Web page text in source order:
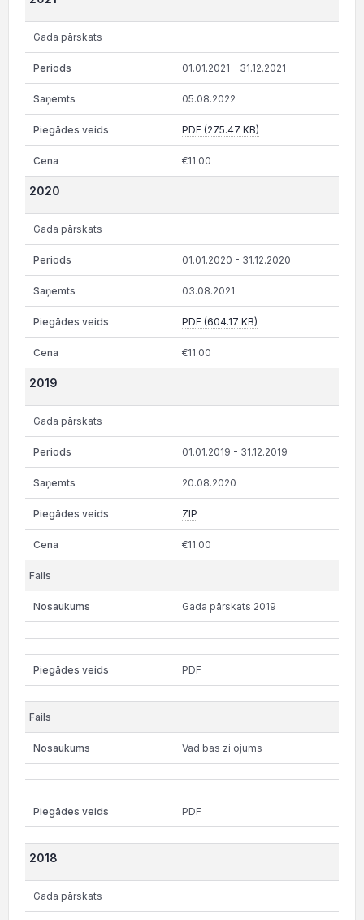
Gada pārskats
01.01.2021 - 31.12.2021
05.08.2022
PDF (275.47 KB)
€11.00
2020
Gada pārskats
01.01.2020 - 31.12.2020
03.08.2021
PDF (604.17 KB)
€11.00
2019
Gada pārskats
01.01.2019 - 31.12.2019
20.08.2020
ZIP
€11.00
Gada pārskats 2019
PDF
Vad bas zi ojums
PDF
2018
Gada pārskats